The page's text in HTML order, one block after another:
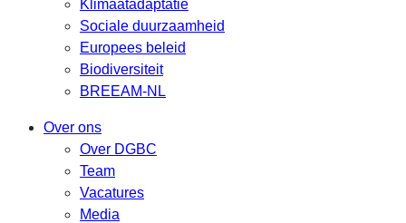
Klimaatadaptatie
Sociale duurzaamheid
Europees beleid
Biodiversiteit
BREEAM-NL
Over ons
Over DGBC
Team
Vacatures
Media